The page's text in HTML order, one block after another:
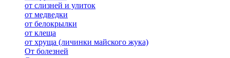
от слизней и улиток
от медведки
от белокрылки
от клеща
от хруща (личинки майского жука)
От болезней